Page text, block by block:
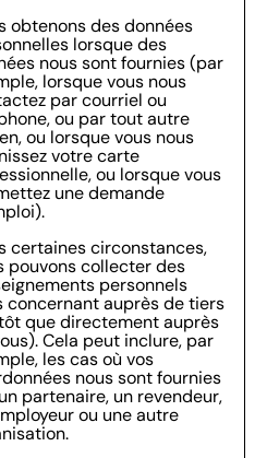
obtenons des données
lorsque des
nous sont fournies (par
lorsque vous nous
par courriel ou
ou par tout autre
ou lorsque vous nous
votre carte
ou lorsque vous
une demande
certaines circonstances,
pouvons collecter des
personnels
concernant auprès de tiers
que directement auprès
Cela peut inclure, par
les cas où vos
nous sont fournies
partenaire, un revendeur,
ou une autre